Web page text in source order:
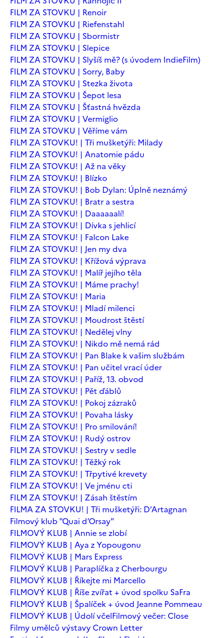
FILM ZA STOVKU | Renoir
FILM ZA STOVKU | Riefenstahl
FILM ZA STOVKU | Sbormistr
FILM ZA STOVKU | Slepice
FILM ZA STOVKU | Slyšíš mě? (s úvodem IndieFilm)
FILM ZA STOVKU | Sorry, Baby
FILM ZA STOVKU | Stezka života
FILM ZA STOVKU | Šepot lesa
FILM ZA STOVKU | Šťastná hvězda
FILM ZA STOVKU | Vermiglio
FILM ZA STOVKU | Věříme vám
FILM ZA STOVKU! | Tři mušketýři: Milady
FILM ZA STOVKU! | Anatomie pádu
FILM ZA STOVKU! | Až na věky
FILM ZA STOVKU! | Blízko
FILM ZA STOVKU! | Bob Dylan: Úplně neznámý
FILM ZA STOVKU! | Bratr a sestra
FILM ZA STOVKU! | Daaaaaalí!
FILM ZA STOVKU! | Dívka s jehlicí
FILM ZA STOVKU! | Falcon Lake
FILM ZA STOVKU! | Jen my dva
FILM ZA STOVKU! | Křížová výprava
FILM ZA STOVKU! | Malíř jejího těla
FILM ZA STOVKU! | Máme prachy!
FILM ZA STOVKU! | Maria
FILM ZA STOVKU! | Mladí milenci
FILM ZA STOVKU! | Moudrost štěstí
FILM ZA STOVKU! | Nedělej vlny
FILM ZA STOVKU! | Nikdo mě nemá rád
FILM ZA STOVKU! | Pan Blake k vašim službám
FILM ZA STOVKU! | Pan učitel vrací úder
FILM ZA STOVKU! | Paříž, 13. obvod
FILM ZA STOVKU! | Pět ďáblů
FILM ZA STOVKU! | Pokoj zázraků
FILM ZA STOVKU! | Povaha lásky
FILM ZA STOVKU! | Pro smilování!
FILM ZA STOVKU! | Rudý ostrov
FILM ZA STOVKU! | Sestry v sedle
FILM ZA STOVKU! | Těžký rok
FILM ZA STOVKU! | Třpytivé krevety
FILM ZA STOVKU! | Ve jménu cti
FILM ZA STOVKU! | Zásah štěstím
FILMA ZA STOVKU! | Tři mušketýři: D’Artagnan
Filmový klub "Quai d’Orsay"
FILMOVÝ KLUB | Annie se zlobí
FILMOVÝ KLUB | Aya z Yopougonu
FILMOVÝ KLUB | Mars Express
FILMOVÝ KLUB | Paraplíčka z Cherbourgu
FILMOVÝ KLUB | Říkejte mi Marcello
FILMOVÝ KLUB | Říše zvířat + úvod spolku SaFra
FILMOVÝ KLUB | Špalíček + úvod Jeanne Pommeau
FILMOVÝ KLUB | Údolí včelFilmový večer: Close
Filmy umělců výstavy Crown Letter